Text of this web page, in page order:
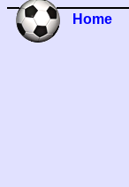
Home